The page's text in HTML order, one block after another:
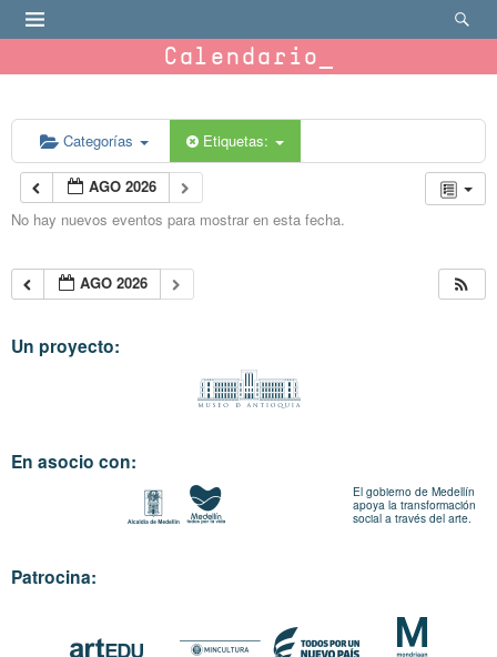
Calendario
Categorías Etiquetas:
AGO 2026
No hay nuevos eventos para mostrar en esta fecha.
AGO 2026
Un proyecto:
En asocio con:
El gobierno de Medellín
apoya la transformación
social a través del arte.
Patrocina: